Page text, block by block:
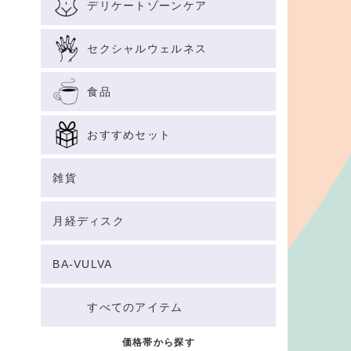
デリケートゾーンケア
セクシャルウェルネス
食品
おすすめセット
雑貨
月経ディスク
BA-VULVA
すべてのアイテム
価格帯から探す